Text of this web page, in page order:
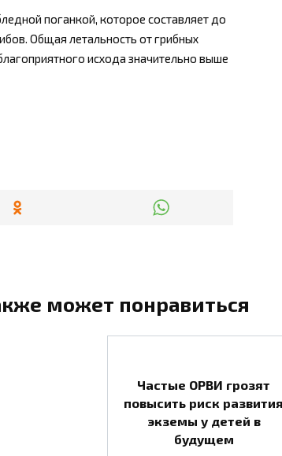
поганкой, которое составляет до
Общая летальность от грибных
исхода значительно выше
может понравиться
Частые ОРВИ грозят
повысить риск развития
экземы у детей в
будущем